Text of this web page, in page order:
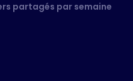
partagés par semaine